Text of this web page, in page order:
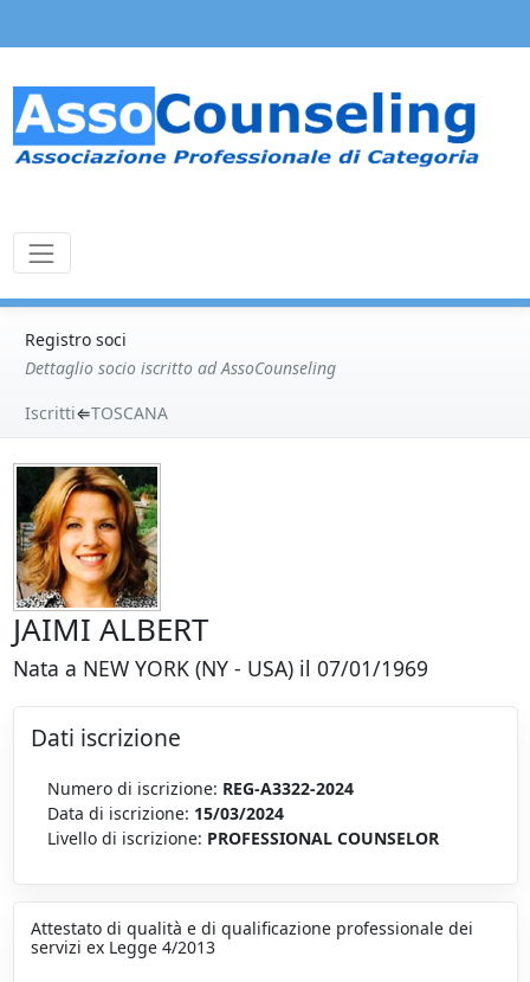
Registro soci
Dettaglio socio iscritto ad AssoCounseling
Iscritti⇐TOSCANA
JAIMI ALBERT
Nata a NEW YORK (NY - USA) il 07/01/1969
Dati iscrizione
Numero di iscrizione: REG-A3322-2024
Data di iscrizione: 15/03/2024
Livello di iscrizione: PROFESSIONAL COUNSELOR
Attestato di qualità e di qualificazione professionale dei
servizi ex Legge 4/2013